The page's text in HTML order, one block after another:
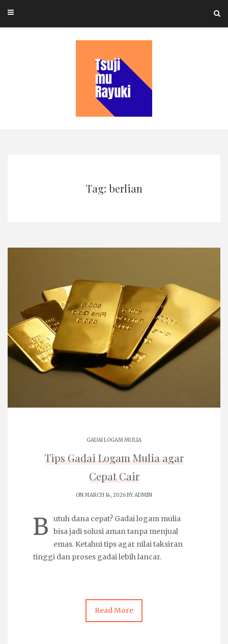
content
Tag: berlian
GADAI LOGAM MULIA
Tips Gadai Logam Mulia agar
Cepat Cair
ON MARCH 14, 2026 BYADMIN
B utuh dana cepat? Gadai logam mulia
bisa jadi solusi aman tanpa menjual
emas. Ketahui tips agar nilai taksiran
tinggi dan proses gadai lebih lancar.
Read More